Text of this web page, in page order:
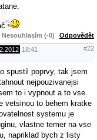
Nesouhlasím (-0) Odpovědět
18:41 #22
spustil poprvy, tak jsem
nejpouzivanejsi
to i vypnout a to vse
vetsinou to behem kratke
systemu je
vlastne temer na vse
napriklad bych z listy